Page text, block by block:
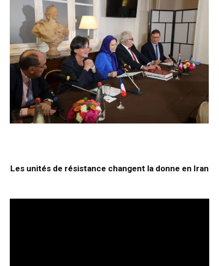
Les unités de résistance changent la donne en Iran